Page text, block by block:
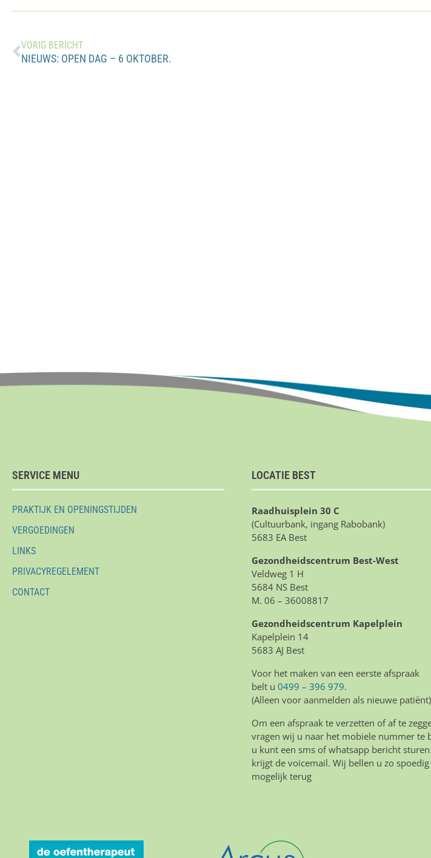
VORIG BERICHT
NIEUWS: OPEN DAG – 6 OKTOBER.
SERVICE MENU
PRAKTIJK EN OPENINGSTIJDEN
VERGOEDINGEN
LINKS
PRIVACYREGELEMENT
CONTACT
LOCATIE BEST
Raadhuisplein 30 C
(Cultuurbank, ingang Rabobank)
5683 EA Best
Gezondheidscentrum Best-West
Veldweg 1 H
5684 NS Best
M. 06 – 36008817
Gezondheidscentrum Kapelplein
Kapelplein 14
5683 AJ Best
Voor het maken van een eerste afspraak
belt u 0499 – 396 979.
(Alleen voor aanmelden als nieuwe patiënt)
Om een afspraak te verzetten of af te
vragen wij u naar het mobiele nummer te
u kunt een sms of whatsapp bericht
krijgt de voicemail. Wij bellen u zo spoedig
mogelijk terug